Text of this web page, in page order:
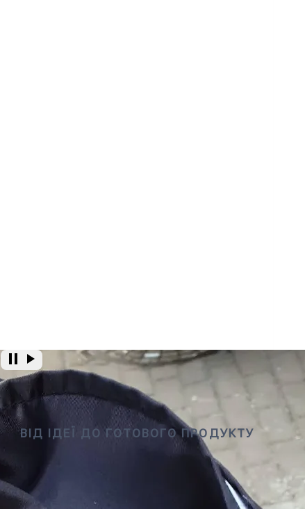
ВІД ІДЕЇ ДО ГОТОВОГО ПРОДУКТУ